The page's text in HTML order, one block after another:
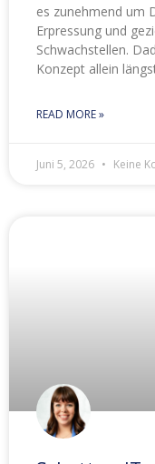
es zunehmend um
Erpressung und
Schwachstellen.
Konzept allein
READ MORE »
Juni 5, 2026 Keine